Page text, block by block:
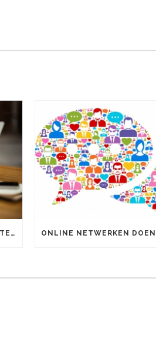
ONLINE MARKETING UITBESTEDEN OF ZELF DOEN?